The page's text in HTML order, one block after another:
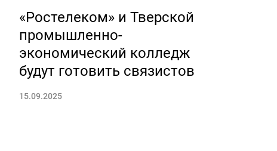
«Ростелеком» и Тверской
промышленно-
экономический колледж
будут готовить связистов
15.09.2025